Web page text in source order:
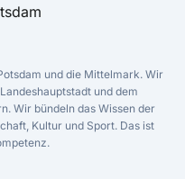
und die Mittelmark. Wir
und dem
Wir bündeln das Wissen der
Kultur und Sport. Das ist